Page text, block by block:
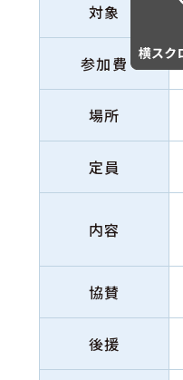
対象
参加費
場所
定員
内容
協賛
後援